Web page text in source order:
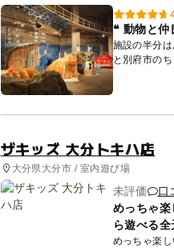
❝ 動物と仲
施設の半分は
と別府市の
水族館。 大きなセイウチとトレーナーによるコミカルな
か...
ザキッズ 大分トキハ店
大分県大分市 / 室内遊び場
未評価
口
めっちゃ
ら遊べる全
めっちゃ楽